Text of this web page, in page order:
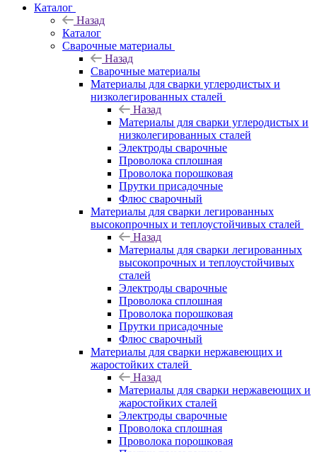
Каталог
Назад
Каталог
Сварочные материалы
Назад
Сварочные материалы
Материалы для сварки углеродистых и
низколегированных сталей
Назад
Материалы для сварки углеродистых и
низколегированных сталей
Электроды сварочные
Проволока сплошная
Проволока порошковая
Прутки присадочные
Флюс сварочный
Материалы для сварки легированных
высокопрочных и теплоустойчивых сталей
Назад
Материалы для сварки легированных
высокопрочных и теплоустойчивых
сталей
Электроды сварочные
Проволока сплошная
Проволока порошковая
Прутки присадочные
Флюс сварочный
Материалы для сварки нержавеющих и
жаростойких сталей
Назад
Материалы для сварки нержавеющих и
жаростойких сталей
Электроды сварочные
Проволока сплошная
Проволока порошковая